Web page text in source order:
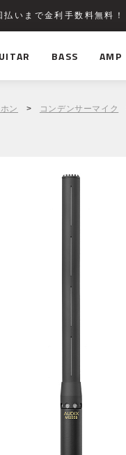
いまで金利手数料無料！
BASS AMP
ン > コンデンサーマイク